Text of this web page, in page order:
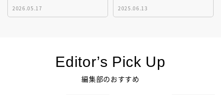
2026.05.17 2025.06.13
Editor’s Pick Up
編集部のおすすめ